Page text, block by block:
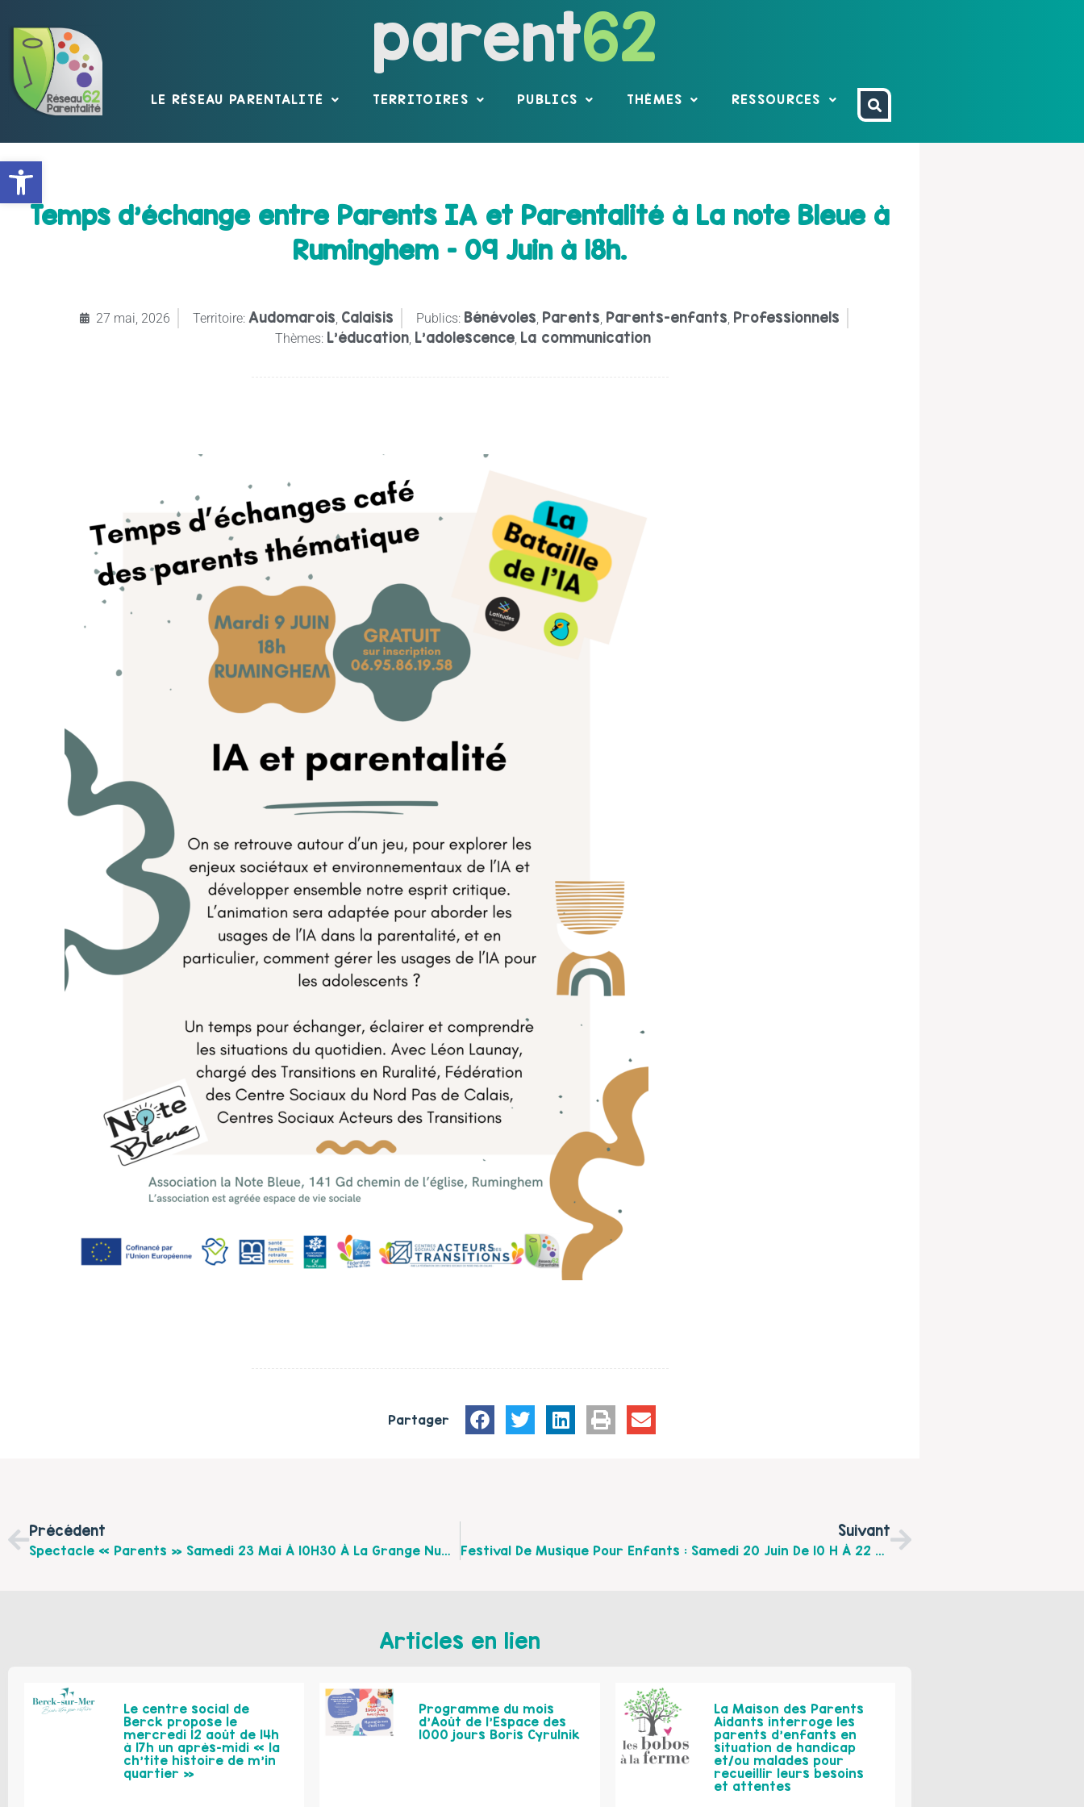
Ouvrir la barre d’outils
parent62
LE RÉSEAU PARENTALITÉ TERRITOIRES PUBLICS THÈMES RESSOURCES
Temps d’échange entre Parents IA et Parentalité à La note Bleue à
Ruminghem – 09 Juin à 18h.
27 mai, 2026 Territoire: Audomarois Calaisis Publics: Bénévoles Parents Parents-enfants Professionnels
Thèmes: L'éducation L’adolescence La communication
Partager
Précédent
Spectacle « Parents » Samedi 23 Mai À 10H30 À La Grange Numérique À Guînes.
Suivant
Festival De Musique Pour Enfants : Samedi 20 Juin De 10 H À 22 H Au Bois Chicco Mendès À Calais.
Articles en lien
Le centre social de
Berck propose le
mercredi 12 août de 14h
à 17h un après-midi « la
ch’tite histoire de m’in
quartier »
Programme du mois
d’Août de l’Espace des
1000 jours Boris Cyrulnik
La Maison des Parents
Aidants interroge les
parents d’enfants en
situation de handicap
et/ou malades pour
recueillir leurs besoins
et attentes